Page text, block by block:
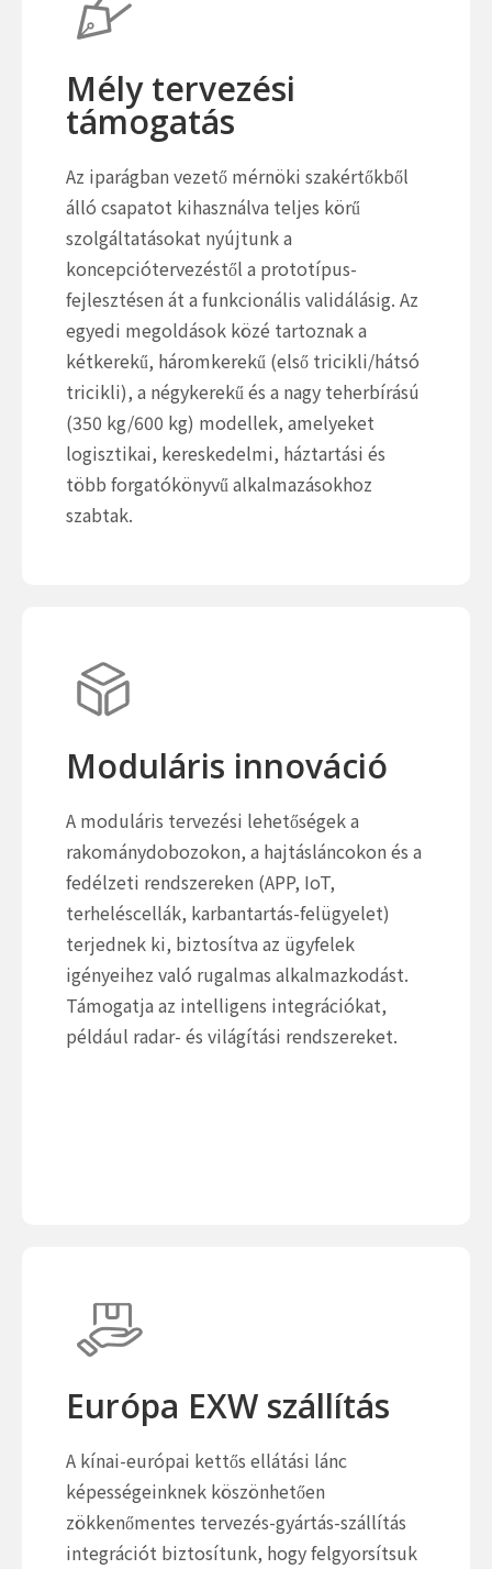
Mély tervezési
támogatás
Az iparágban vezető mérnöki szakértőkből
álló csapatot kihasználva teljes körű
szolgáltatásokat nyújtunk a
koncepciótervezéstől a prototípus-
fejlesztésen át a funkcionális validálásig. Az
egyedi megoldások közé tartoznak a
kétkerekű, háromkerekű (első tricikli/hátsó
tricikli), a négykerekű és a nagy teherbírású
(350 kg/600 kg) modellek, amelyeket
logisztikai, kereskedelmi, háztartási és
több forgatókönyvű alkalmazásokhoz
szabtak.
Moduláris innováció
A moduláris tervezési lehetőségek a
rakománydobozokon, a hajtásláncokon és a
fedélzeti rendszereken (APP, IoT,
terheléscellák, karbantartás-felügyelet)
terjednek ki, biztosítva az ügyfelek
igényeihez való rugalmas alkalmazkodást.
Támogatja az intelligens integrációkat,
például radar- és világítási rendszereket.
Európa EXW szállítás
A kínai-európai kettős ellátási lánc
képességeinknek köszönhetően
zökkenőmentes tervezés-gyártás-szállítás
integrációt biztosítunk, hogy felgyorsítsuk